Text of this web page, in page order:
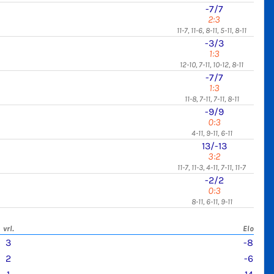
-7/7
2:3
11-7, 11-6, 8-11, 5-11, 8-11
-3/3
1:3
12-10, 7-11, 10-12, 8-11
-7/7
1:3
11-8, 7-11, 7-11, 8-11
-9/9
0:3
4-11, 9-11, 6-11
13/-13
3:2
11-7, 11-3, 4-11, 7-11, 11-7
-2/2
0:3
8-11, 6-11, 9-11
vrl. Elo
3
-8
2
-6